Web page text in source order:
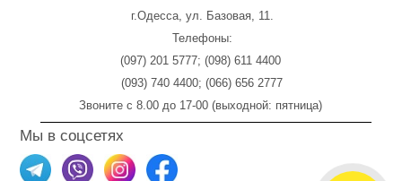
г.Одесса, ул. Базовая, 11.
Телефоны:
(097) 201 5777; (098) 611 4400
(093) 740 4400; (066) 656 2777
Звоните с 8.00 до 17-00 (выходной: пятница)
Мы в соцсетях